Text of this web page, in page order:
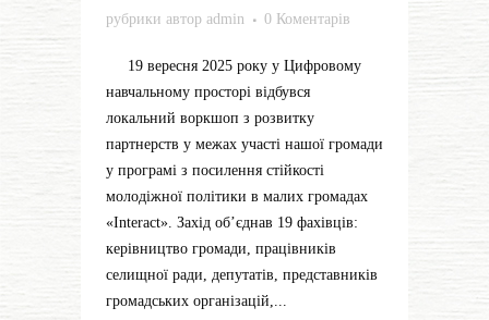
рубрики автор admin 0 Коментарів
19 вересня 2025 року у Цифровому
навчальному просторі відбувся
локальний воркшоп з розвитку
партнерств у межах участі нашої громади
у програмі з посилення стійкості
молодіжної політики в малих громадах
«Interact». Захід об’єднав 19 фахівців:
керівництво громади, працівників
селищної ради, депутатів, представників
громадських організацій,...